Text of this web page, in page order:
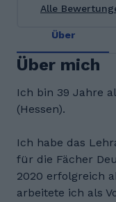
Alle
Über
Über mich
Ich bin 39 Jahre
(Hessen).
Ich habe das
für die Fächer
2020 erfolgreich
arbeitete ich als